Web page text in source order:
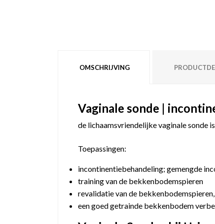
OMSCHRIJVING
Vaginale sonde |
de lichaamsvriendelijke vaginale
Toepassingen:
incontinentiebehandeling; gemengde
training van de bekkenbodemspieren
revalidatie van de
een goed getrainde bekkenbodem